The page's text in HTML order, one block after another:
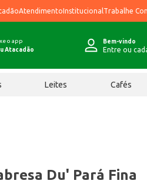
AtendimentoInstitucional Trabalhe
o app
Atacadão
Bem-vindo
Entre ou
Leites Cafés
Du' Pará Fina